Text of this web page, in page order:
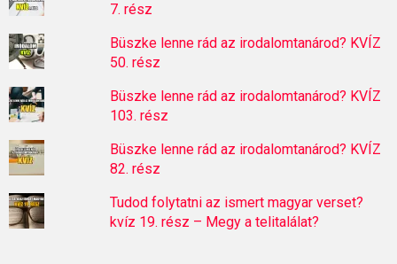
7. rész
Büszke lenne rád az irodalomtanárod? KVÍZ
50. rész
Büszke lenne rád az irodalomtanárod? KVÍZ
103. rész
Büszke lenne rád az irodalomtanárod? KVÍZ
82. rész
Tudod folytatni az ismert magyar verset?
kvíz 19. rész – Megy a telitalálat?